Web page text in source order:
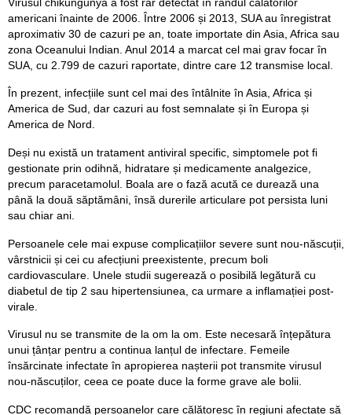
americani înainte de 2006. Între 2006 și 2013, SUA au înregistrat
aproximativ 30 de cazuri pe an, toate importate din Asia, Africa sau
zona Oceanului Indian. Anul 2014 a marcat cel mai grav focar în
SUA, cu 2.799 de cazuri raportate, dintre care 12 transmise local.
În prezent, infecțiile sunt cel mai des întâlnite în Asia, Africa și
America de Sud, dar cazuri au fost semnalate și în Europa și
America de Nord.
Deși nu există un tratament antiviral specific, simptomele pot fi
gestionate prin odihnă, hidratare și medicamente analgezice,
precum paracetamolul. Boala are o fază acută ce durează una
până la două săptămâni, însă durerile articulare pot persista luni
sau chiar ani.
Persoanele cele mai expuse complicațiilor severe sunt nou-născuții,
vârstnicii și cei cu afecțiuni preexistente, precum boli
cardiovasculare. Unele studii sugerează o posibilă legătură cu
diabetul de tip 2 sau hipertensiunea, ca urmare a inflamației post-
virale.
Virusul nu se transmite de la om la om. Este necesară înțepătura
unui țânțar pentru a continua lanțul de infectare. Femeile
însărcinate infectate în apropierea nașterii pot transmite virusul
nou-născuților, ceea ce poate duce la forme grave ale bolii.
CDC recomandă persoanelor care călătoresc în regiuni afectate să